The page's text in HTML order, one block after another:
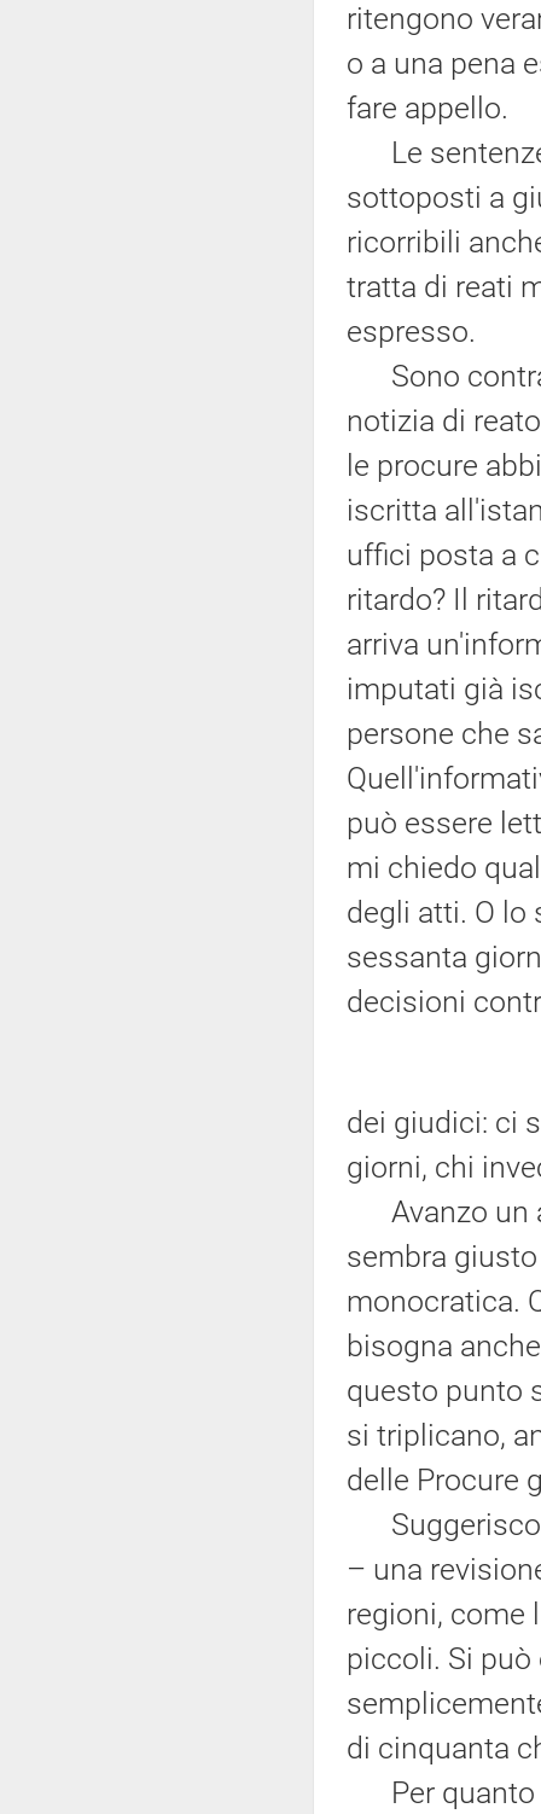
ritengono
o a una pena
fare appello.
Le
sottoposti a
ricorribili
tratta di reati
espresso.
Sono
notizia di
le procure
iscritta
uffici posta a
ritardo? Il
arriva
imputati già
persone che
può essere
mi chiedo
degli atti. O lo
sessanta
decisioni
dei giudici: ci
giorni, chi
Avanzo un
sembra
monocratica.
bisogna
questo punto
si triplicano,
delle Procure
Suggerisco
– una
regioni, come
piccoli. Si
di cinquanta
Per quanto